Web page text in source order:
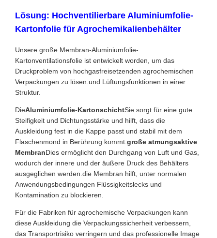
Lösung: Hochventilierbare Aluminiumfolie-
Kartonfolie für Agrochemikalienbehälter
Unsere große Membran-Aluminiumfolie-
Kartonventilationsfolie ist entwickelt worden, um das
Druckproblem von hochgasfreisetzenden agrochemischen
Verpackungen zu lösen.und Lüftungsfunktionen in einer
Struktur.
DieAluminiumfolie-KartonschichtSie sorgt für eine gute
Steifigkeit und Dichtungsstärke und hilft, dass die
Auskleidung fest in die Kappe passt und stabil mit dem
Flaschenmond in Berührung kommt. große atmungsaktive
MembranDies ermöglicht den Durchgang von Luft und Gas,
wodurch der innere und der äußere Druck des Behälters
ausgeglichen werden.die Membran hilft, unter normalen
Anwendungsbedingungen Flüssigkeitslecks und
Kontamination zu blockieren.
Für die Fabriken für agrochemische Verpackungen kann
diese Auskleidung die Verpackungssicherheit verbessern,
das Transportrisiko verringern und das professionelle Image